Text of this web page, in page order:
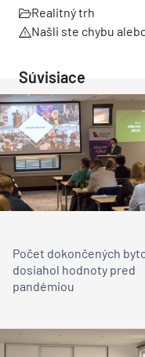
Realitný trh
Našli ste chybu
Súvisiace
Počet dokončených
dosiahol hodnoty pred
pandémiou